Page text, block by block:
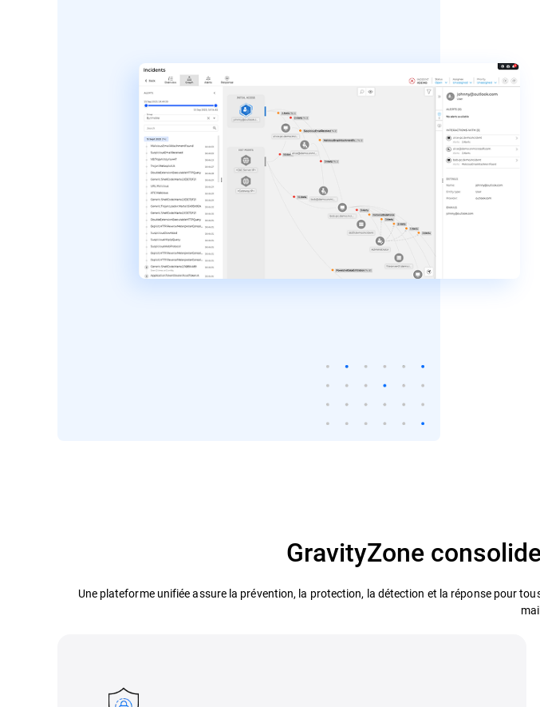
GravityZone
Une plateforme unifiée assure la prévention, la protection, la détection et la réponse pour